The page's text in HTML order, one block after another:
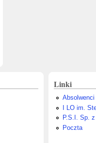
Linki
Absolwenci
I LO im.
P.S.I. Sp.
Poczta